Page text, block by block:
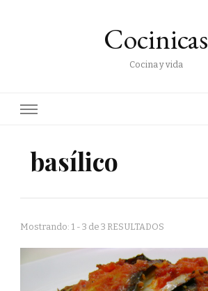
Cocinicas
Cocina y vida
basílico
Mostrando: 1 - 3 de 3 RESULTADOS